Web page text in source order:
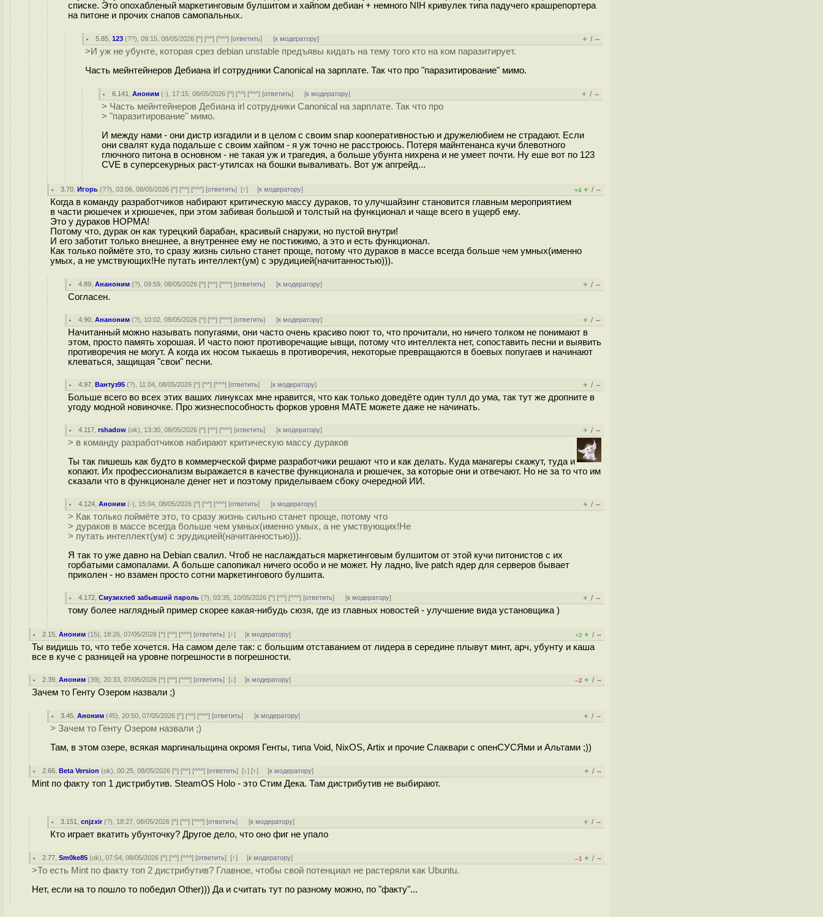
списке. Это опохабленый маркетинговым булшитом и хайпом дебиан + немного NIH кривулек типа падучего крашрепортера
на питоне и прочих снапов самопальных.
5.85 ,123 (??), 09:15, 08/05/2026 [^] [^^] [^^^] [ответить] [к модератору] + / –
>И уж не убунте, которая срез debian unstable предъявы кидать на тему того кто на ком паразитирует.
Часть мейнтейнеров Дебиана irl сотрудники Canonical на зарплате. Так что про "паразитирование" мимо.
6.141 ,Аноним (-), 17:15, 08/05/2026 [^] [^^] [^^^] [ответить] [к модератору] + / –
> Часть мейнтейнеров Дебиана irl сотрудники Canonical на зарплате. Так что про
> "паразитирование" мимо.
И между нами - они дистр изгадили и в целом с своим snap кооперативностью и дружелюбием не страдают. Если
они свалят куда подальше с своим хайпом - я уж точно не расстроюсь. Потеря майнтенанса кучи блевотного
глючного питона в основном - не такая уж и трагедия, а больше убунта нихрена и не умеет почти. Ну еше вот по 123
CVE в суперсекурных раст-утилсах на бошки вываливать. Вот уж апгрейд...
3.70 ,Игорь (??), 03:06, 08/05/2026 [^] [^^] [^^^] [ответить][↑] [к модератору] +4 + / –
Когда в команду разработчиков набирают критическую массу дураков, то улучшайзинг становится главным мероприятием
в части рюшечек и хрюшечек, при этом забивая большой и толстый на функционал и чаще всего в ущерб ему.
Это у дураков НОРМА!
Потому что, дурак он как турецкий барабан, красивый снаружи, но пустой внутри!
И его заботит только внешнее, а внутреннее ему не постижимо, а это и есть функционал.
Как только поймёте это, то сразу жизнь сильно станет проще, потому что дураков в массе всегда больше чем умных(именно
умых, а не умствующих!Не путать интеллект(ум) с эрудицией(начитанностью))).
4.89 ,Ананоним (?), 09:59, 08/05/2026 [^] [^^] [^^^] [ответить] [к модератору] + / –
Согласен.
4.90 ,Ананоним (?), 10:02, 08/05/2026 [^] [^^] [^^^] [ответить] [к модератору] + / –
Начитанный можно называть попугаями, они часто очень красиво поют то, что прочитали, но ничего толком не понимают в
этом, просто память хорошая. И часто поют противоречащие ывщи, потому что интеллекта нет, сопоставить песни и выявить
противоречия не могут. А когда их носом тыкаешь в противоречия, некоторые превращаются в боевых попугаев и начинают
клеваться, защищая "свои" песни.
4.97 ,Вантуз95 (?), 11:04, 08/05/2026 [^] [^^] [^^^] [ответить] [к модератору] + / –
Больше всего во всех этих ваших линуксах мне нравится, что как только доведёте один тулл до ума, так тут же дропните в
угоду модной новиночке. Про жизнеспособность форков уровня MATE можете даже не начинать.
4.117 ,rshadow (ok), 13:30, 08/05/2026 [^] [^^] [^^^] [ответить] [к модератору] + / –
> в команду разработчиков набирают критическую массу дураков
Ты так пишешь как будто в коммерческой фирме разработчики решают что и как делать. Куда манагеры скажут, туда и
копают. Их профессионализм выражается в качестве функционала и рюшечек, за которые они и отвечают. Но не за то что им
сказали что в функционале денег нет и поэтому приделываем сбоку очередной ИИ.
4.124 ,Аноним (-), 15:04, 08/05/2026 [^] [^^] [^^^] [ответить] [к модератору] + / –
> Как только поймёте это, то сразу жизнь сильно станет проще, потому что
> дураков в массе всегда больше чем умных(именно умых, а не умствующих!Не
> путать интеллект(ум) с эрудицией(начитанностью))).
Я так то уже давно на Debian свалил. Чтоб не наслаждаться маркетинговым булшитом от этой кучи питонистов с их
горбатыми самопалами. А больше сапопикал ничего особо и не может. Ну ладно, live patch ядер для серверов бывает
приколен - но взамен просто сотни маркетингового булшита.
4.172 ,Смузихлеб забывший пароль (?), 03:35, 10/05/2026 [^] [^^] [^^^] [ответить] [к модератору] + / –
тому более наглядный пример скорее какая-нибудь сюзя, где из главных новостей - улучшение вида установщика )
2.15 ,Аноним (15), 18:26, 07/05/2026 [^] [^^] [^^^] [ответить][↑] [к модератору] +2 + / –
Ты видишь то, что тебе хочется. На самом деле так: с большим отставанием от лидера в середине плывут минт, арч, убунту и каша
все в куче с разницей на уровне погрешности в погрешности.
2.39 ,Аноним (39), 20:33, 07/05/2026 [^] [^^] [^^^] [ответить][↓] [к модератору] –2 + / –
Зачем то Генту Озером назвали ;)
3.45 ,Аноним (45), 20:50, 07/05/2026 [^] [^^] [^^^] [ответить] [к модератору] + / –
> Зачем то Генту Озером назвали ;)
Там, в этом озере, всякая маргинальщина окромя Генты, типа Void, NixOS, Artix и прочие Слаквари с опенСУСЯми и Альтами ;))
2.66 ,Beta Version (ok), 00:25, 08/05/2026 [^] [^^] [^^^] [ответить][↓] [↑] [к модератору] + / –
Mint по факту топ 1 дистрибутив. SteamOS Holo - это Стим Дека. Там дистрибутив не выбирают.
3.151 ,cnjzxir(?), 18:27, 08/05/2026 [^] [^^] [^^^] [ответить] [к модератору] + / –
Кто играет вкатить убунточку? Другое дело, что оно фиг не упало
2.77 ,Sm0ke85 (ok), 07:54, 08/05/2026 [^] [^^] [^^^] [ответить][↑] [к модератору] –1 + / –
>То есть Mint по факту топ 2 дистрибутив? Главное, чтобы свой потенциал не растеряли как Ubuntu.
Нет, если на то пошло то победил Other))) Да и считать тут по разному можно, по "факту"...